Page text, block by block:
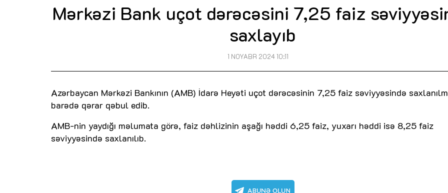
Mərkəzi Bank uçot dərəcəsini 7,25 faiz
saxlayıb
1 NOYABR 2024 10:11
Azərbaycan Mərkəzi Bankının (AMB) İdarə Heyəti uçot dərəcəsinin 7,25 faiz səviyyəsində
barədə qərar qəbul edib.
AMB-nin yaydığı məlumata görə, faiz dəhlizinin aşağı həddi 6,25 faiz, yuxarı həddi isə 8,25 faiz
səviyyəsində saxlanılıb.